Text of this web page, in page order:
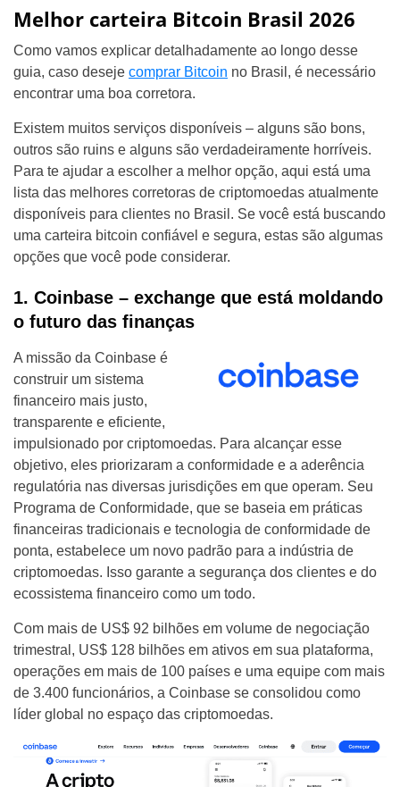
Melhor carteira Bitcoin Brasil 2026
Como vamos explicar detalhadamente ao longo desse
guia, caso deseje comprar Bitcoin no Brasil, é necessário
encontrar uma boa corretora.
Existem muitos serviços disponíveis – alguns são bons,
outros são ruins e alguns são verdadeiramente horríveis.
Para te ajudar a escolher a melhor opção, aqui está uma
lista das melhores corretoras de criptomoedas atualmente
disponíveis para clientes no Brasil. Se você está buscando
uma carteira bitcoin confiável e segura, estas são algumas
opções que você pode considerar.
1. Coinbase – exchange que está moldando
o futuro das finanças
A missão da Coinbase é
construir um sistema
financeiro mais justo,
transparente e eficiente,
impulsionado por criptomoedas. Para alcançar esse
objetivo, eles priorizaram a conformidade e a aderência
regulatória nas diversas jurisdições em que operam. Seu
Programa de Conformidade, que se baseia em práticas
financeiras tradicionais e tecnologia de conformidade de
ponta, estabelece um novo padrão para a indústria de
criptomoedas. Isso garante a segurança dos clientes e do
ecossistema financeiro como um todo.
Com mais de US$ 92 bilhões em volume de negociação
trimestral, US$ 128 bilhões em ativos em sua plataforma,
operações em mais de 100 países e uma equipe com mais
de 3.400 funcionários, a Coinbase se consolidou como
líder global no espaço das criptomoedas.